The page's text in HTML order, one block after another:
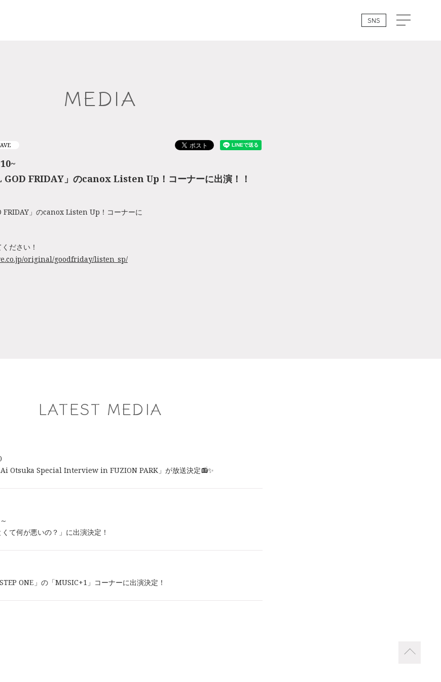
SNS
MEDIA
FRIDAY」のcanox Listen Up！コーナーに出演！！
FRIDAY」のcanox Listen Up！コーナーに
ださい！
original/goodfriday/listen_sp/
LATEST MEDIA
Otsuka Special Interview in FUZION PARK」が放送決定📻✨
て何が悪いの？」に出演決定！
ONE」の「MUSIC+1」コーナーに出演決定！